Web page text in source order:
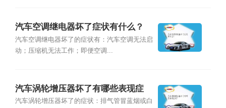
汽车空调继电器坏了症状有什么？
汽车空调继电器坏了的症状有：汽车空调无法启
动；压缩机无法工作；即便空调...
汽车涡轮增压器坏了有哪些表现症
状？
汽车涡轮增压器坏了的症状：排气管冒蓝烟或白